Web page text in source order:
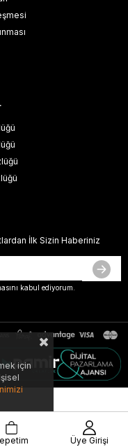
İlk Sizin Haberiniz
kabul ediyorum.
için
Üye Girişi